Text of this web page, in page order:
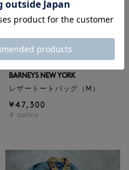
BARNEYS NEW YORK
レザートートバッグ（M）
¥47,300
4 colors